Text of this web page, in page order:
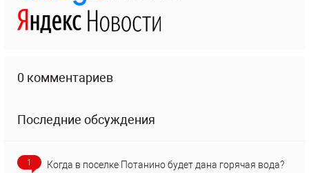
0 комментариев
Последние обсуждения
1 Когда в поселке Потанино будет дана горячая вода?